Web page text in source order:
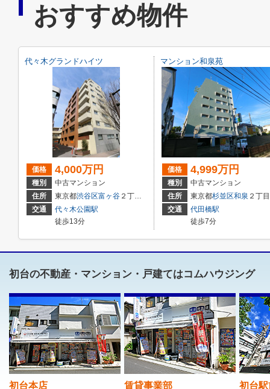
おすすめ物件
代々木グランドハイツ
価格 4,000万円
種別
中古マンション
住所
東京都渋谷区富ヶ谷 ２丁目14-4
交通
代々木公園駅
徒歩13分
マンション和泉苑
価格 4,999万円
種別
中古マンション
住所
東京都杉並区和泉 ２丁目５－44
交通
代田橋駅
徒歩7分
初台の不動産・マンション・戸建てはコムハウジング
初台本店 賃貸事業部 初台